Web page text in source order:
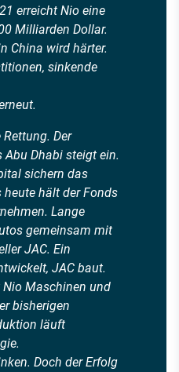
erreicht Nio eine
Milliarden Dollar.
China wird härter.
sinkende
Der
Abu Dhabi steigt ein.
sichern das
hält der Fonds
Lange
gemeinsam mit
JAC. Ein
JAC baut.
Maschinen und
bisherigen
läuft
Doch der Erfolg